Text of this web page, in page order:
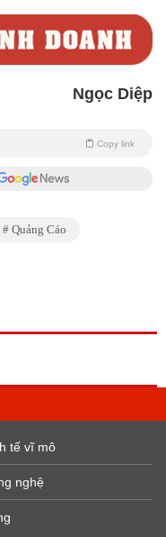
Ngọc Diệp
Copy link
Quảng Cáo
tế vĩ mô
nghệ